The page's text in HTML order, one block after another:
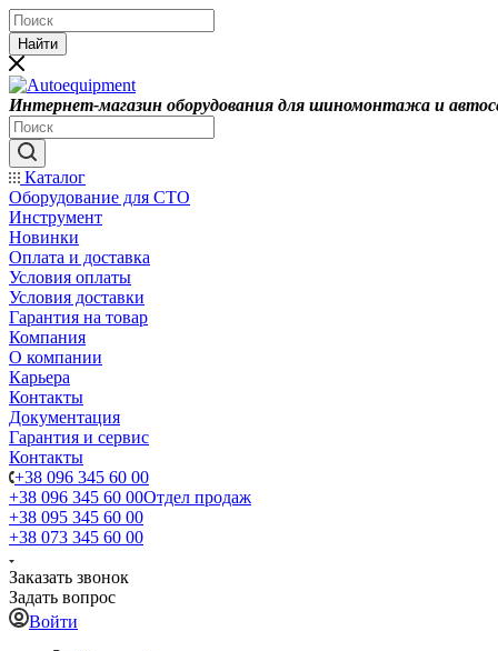
Найти
Интернет-магазин оборудования для шиномонтажа и
Каталог
Оборудование для СТО
Инструмент
Новинки
Оплата и доставка
Условия оплаты
Условия доставки
Гарантия на товар
Компания
О компании
Карьера
Контакты
Документация
Гарантия и сервис
Контакты
+38 096 345 60 00
+38 096 345 60 00Отдел продаж
+38 095 345 60 00
+38 073 345 60 00
Заказать звонок
Задать вопрос
Войти